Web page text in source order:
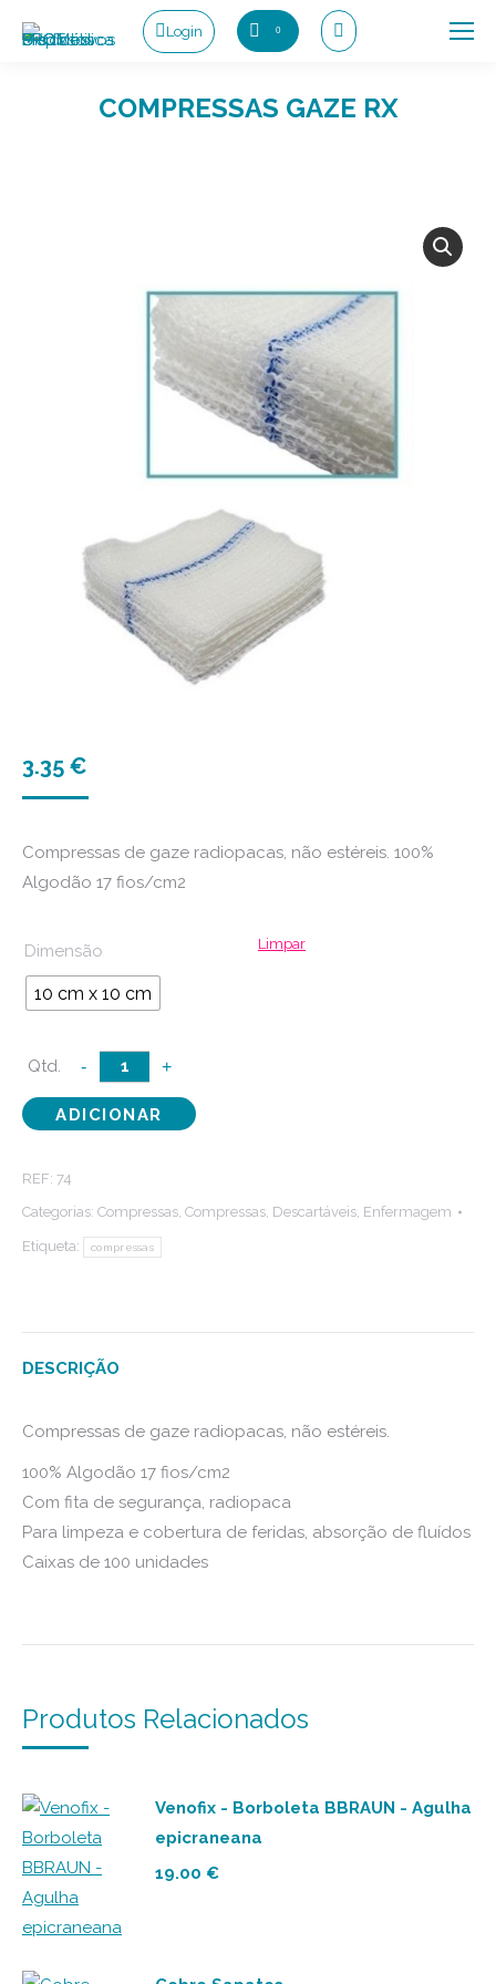
Login 0 Search:
COMPRESSAS GAZE RX
3.35 €
Compressas de gaze radiopacas, não estéreis. 100%
Algodão 17 fios/cm2
Dimensão
10 cm x 10 cm
Limpar
-
Quantidade
de
Compressas
+
ADICIONAR
REF: 74
Categorias: Compressas, Compressas, Descartáveis, Enfermagem
Etiqueta: compressas
DESCRIÇÃO
Compressas de gaze radiopacas, não estéreis.
100% Algodão 17 fios/cm2
Com fita de segurança, radiopaca
Para limpeza e cobertura de feridas, absorção de fluídos
Caixas de 100 unidades
Produtos Relacionados
Venofix - Borboleta BBRAUN - Agulha
epicraneana
19.00 €